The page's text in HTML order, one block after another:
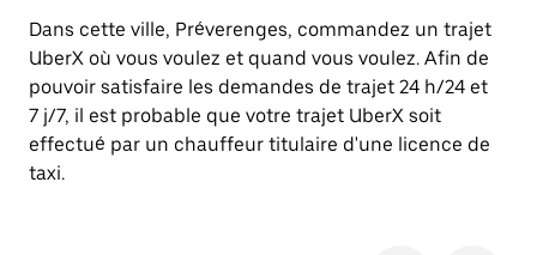
Dans cette ville, Préverenges, commandez un trajet
UberX où vous voulez et quand vous voulez. Afin de
pouvoir satisfaire les demandes de trajet 24 h/24 et
7 j/7, il est probable que votre trajet UberX soit
effectué par un chauffeur titulaire d'une licence de
taxi.